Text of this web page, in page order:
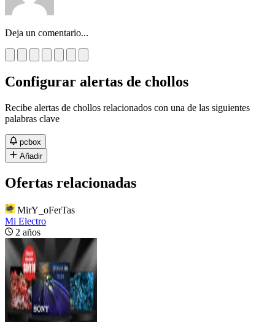
Deja un comentario...
Configurar alertas de chollos
Recibe alertas de chollos relacionados con una de las siguientes
palabras clave
pcbox
Añadir
Ofertas relacionadas
MirY_oFerTas
Mi Electro
2 años